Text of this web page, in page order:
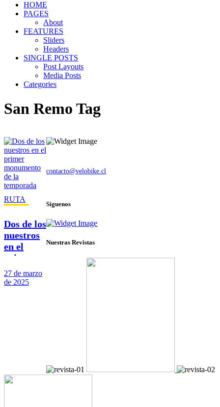
HOME
PAGES
About
FEATURES
Sliders
Headers
SINGLE POSTS
Post Layouts
Media Posts
Categories
San Remo Tag
RUTA
Dos de los
nuestros
en el
primer
monumen
to de la
27 de marzo
de 2025
contacto@velobike.cl
Síguenos
Nuestras Revistas